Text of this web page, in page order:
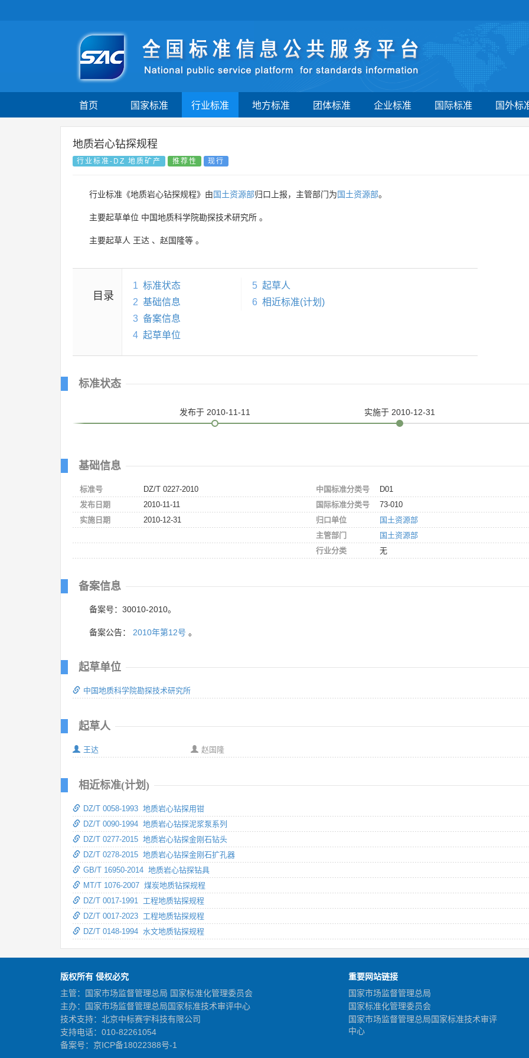
首页 国家标准 行业标准 地方标准 团体标准 企业标准 国际标准 国外标
地质岩心钻探规程
行业标准-DZ 地质矿产 推荐性 现行
行业标准《地质岩心钻探规程》由国土资源部归口上报，主管部门为国土资源部。
主要起草单位 中国地质科学院勘探技术研究所 。
主要起草人 王达 、 赵国隆等 。
目录
1 标准状态
2 基础信息
3 备案信息
4 起草单位
5 起草人
6 相近标准(计划)
标准状态
发布于 2010-11-11 实施于 2010-12-31
基础信息
标准号
DZ/T 0227-2010
发布日期
2010-11-11
实施日期
2010-12-31
中国标准分类号
D01
国际标准分类号
73-010
归口单位
国土资源部
主管部门
国土资源部
行业分类
无
备案信息
备案号：30010-2010。
备案公告： 2010年第12号 。
起草单位
中国地质科学院勘探技术研究所
起草人
王达 赵国隆
相近标准(计划)
DZ/T 0058-1993 地质岩心钻探用钳
DZ/T 0090-1994 地质岩心钻探泥浆泵系列
DZ/T 0277-2015 地质岩心钻探金刚石钻头
DZ/T 0278-2015 地质岩心钻探金刚石扩孔器
GB/T 16950-2014 地质岩心钻探钻具
MT/T 1076-2007 煤炭地质钻探规程
DZ/T 0017-1991 工程地质钻探规程
DZ/T 0017-2023 工程地质钻探规程
DZ/T 0148-1994 水文地质钻探规程
版权所有 侵权必究
主管：国家市场监督管理总局 国家标准化管理委员会
主办：国家市场监督管理总局国家标准技术审评中心
技术支持：北京中标赛宇科技有限公司
支持电话：010-82261054
备案号： 京ICP备18022388号-1
重要网站链接
国家市场监督管理总局
国家标准化管理委员会
国家市场监督管理总局国家标准技术审评
中心